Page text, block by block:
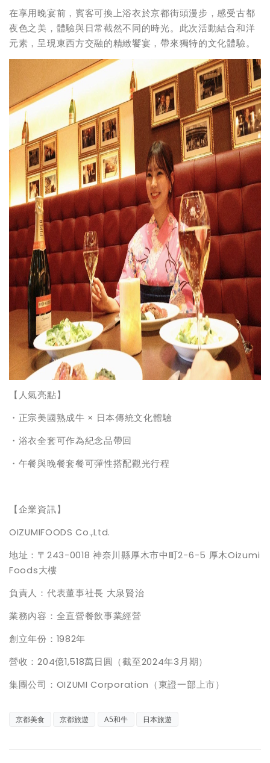
在享用晚宴前，賓客可換上浴衣於京都街頭漫步，感受古都
夜色之美，體驗與日常截然不同的時光。此次活動結合和洋
元素，呈現東西方交融的精緻饗宴，帶來獨特的文化體驗。
【人氣亮點】
・正宗美國熟成牛 × 日本傳統文化體驗
・浴衣全套可作為紀念品帶回
・午餐與晚餐套餐可彈性搭配觀光行程
【企業資訊】
OIZUMIFOODS Co.,Ltd.
地址：〒243-0018 神奈川縣厚木市中町2-6-5 厚木Oizumi
Foods大樓
負責人：代表董事社長 大泉賢治
業務內容：全直營餐飲事業經營
創立年份：1982年
營收：204億1,518萬日圓（截至2024年3月期）
集團公司：OIZUMI Corporation（東證一部上市）
京都美食 京都旅遊 A5和牛 日本旅遊